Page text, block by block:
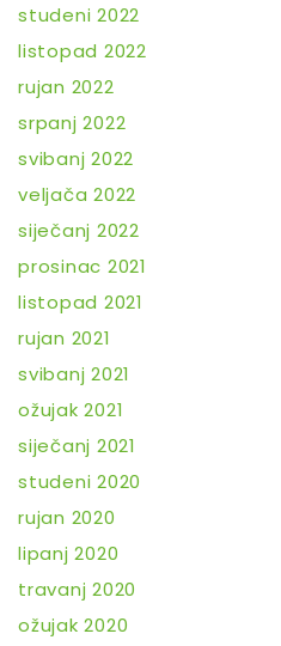
studeni 2022
listopad 2022
rujan 2022
srpanj 2022
svibanj 2022
veljača 2022
siječanj 2022
prosinac 2021
listopad 2021
rujan 2021
svibanj 2021
ožujak 2021
siječanj 2021
studeni 2020
rujan 2020
lipanj 2020
travanj 2020
ožujak 2020